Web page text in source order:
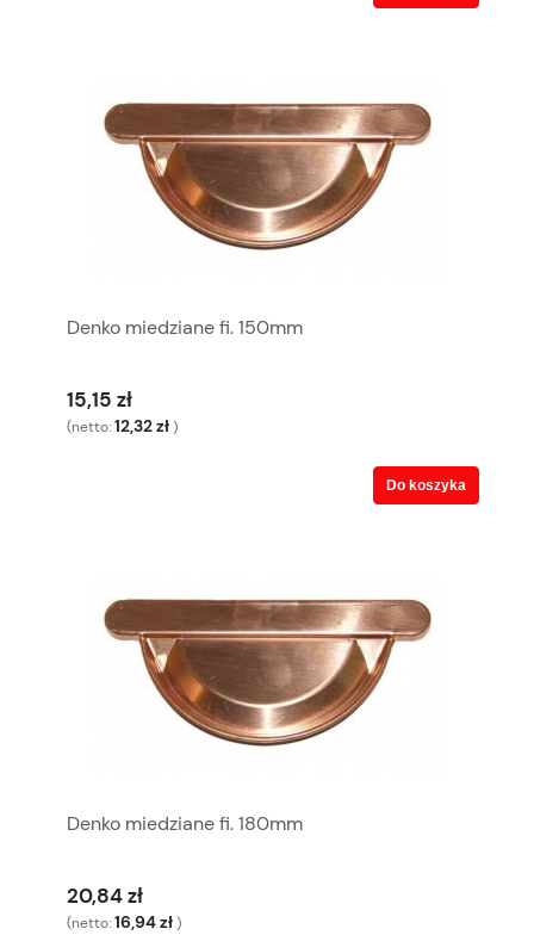
Denko miedziane fi. 150mm
15,15 zł
(netto:12,32 zł )
Do koszyka
Denko miedziane fi. 180mm
20,84 zł
(netto:16,94 zł )